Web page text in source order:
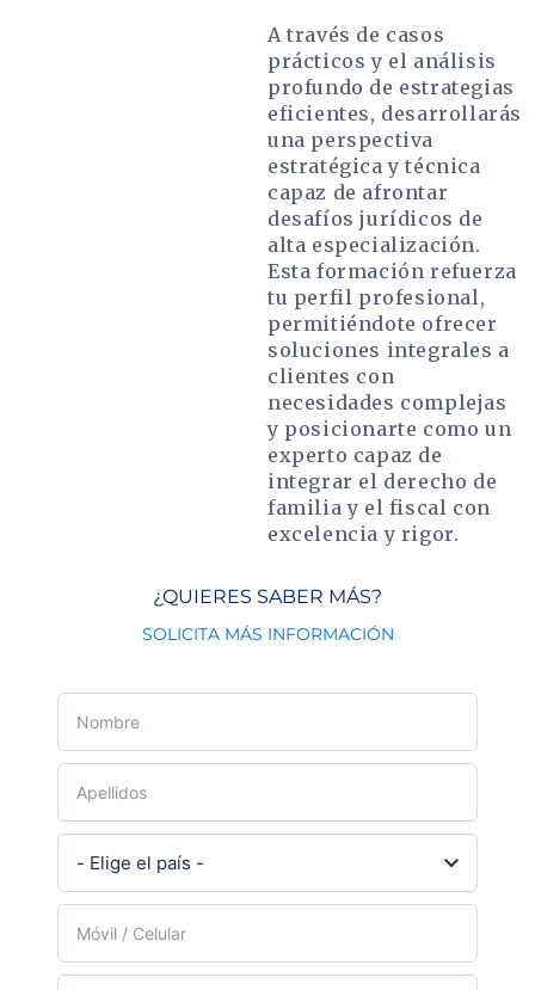
A través de casos
prácticos y el análisis
profundo de estrategias
eficientes, desarrollarás
una perspectiva
estratégica y técnica
capaz de afrontar
desafíos jurídicos de
alta especialización.
Esta formación refuerza
tu perfil profesional,
permitiéndote ofrecer
soluciones integrales a
clientes con
necesidades complejas
y posicionarte como un
experto capaz de
integrar el derecho de
familia y el fiscal con
excelencia y rigor.
¿QUIERES SABER MÁS?
SOLICITA MÁS INFORMACIÓN